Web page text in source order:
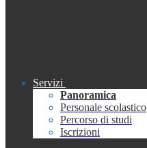
Servizi
Panoramica
Personale scolastico
Percorso di studi
Iscrizioni